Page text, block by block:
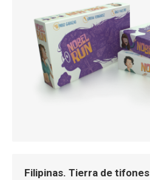
Filipinas. Tierra de tifones